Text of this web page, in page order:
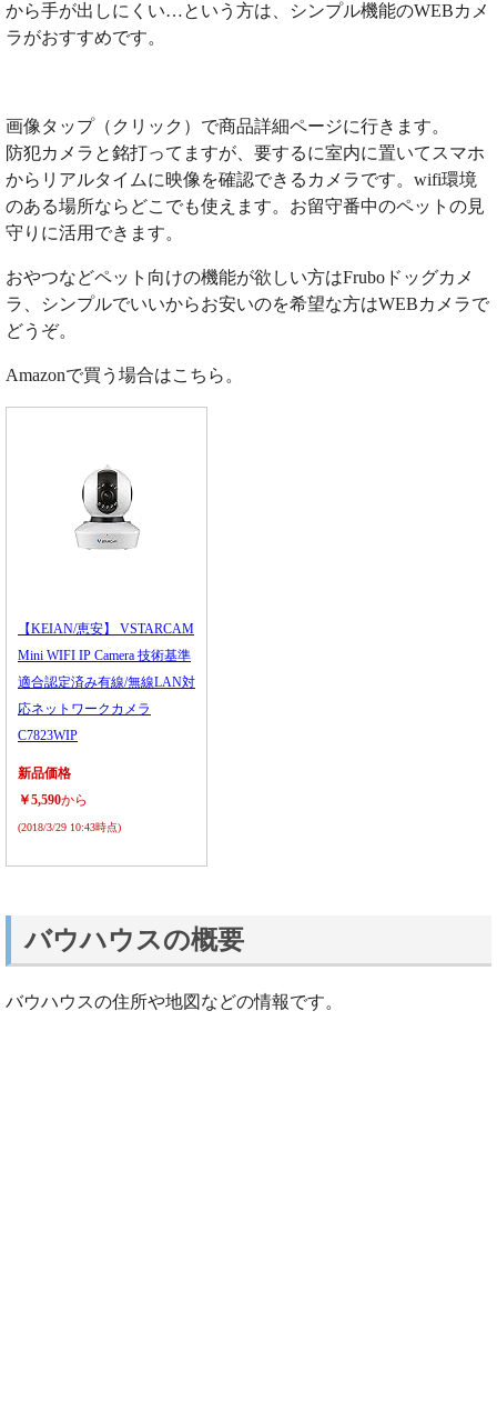
から手が出しにくい…という方は、シンプル機能のWEBカメ
ラがおすすめです。
画像タップ（クリック）で商品詳細ページに行きます。
防犯カメラと銘打ってますが、要するに室内に置いてスマホ
からリアルタイムに映像を確認できるカメラです。wifi環境
のある場所ならどこでも使えます。お留守番中のペットの見
守りに活用できます。
おやつなどペット向けの機能が欲しい方はFruboドッグカメ
ラ、シンプルでいいからお安いのを希望な方はWEBカメラで
どうぞ。
Amazonで買う場合はこちら。
【KEIAN/恵安】 VSTARCAM
Mini WIFI IP Camera 技術基準
適合認定済み有線/無線LAN対
応ネットワークカメラ
C7823WIP
新品価格
￥5,590から
(2018/3/29 10:43時点)
バウハウスの概要
バウハウスの住所や地図などの情報です。